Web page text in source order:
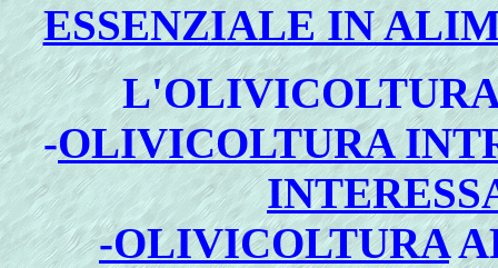
ESSENZIALE IN
L
-OLIVICOLTURA
-OLIVICOLTURA